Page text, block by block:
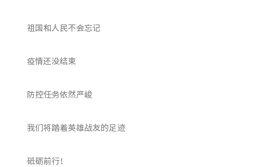
祖国和人民不会忘记
疫情还没结束
防控任务依然严峻
我们将踏着英雄战友的足迹
砥砺前行！